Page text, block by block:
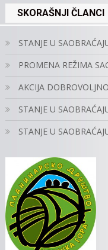
SKORAŠNJI ČLANCI
STANJE U
PROMENA REŽIMA
AKCIJA
STANJE U
STANJE U